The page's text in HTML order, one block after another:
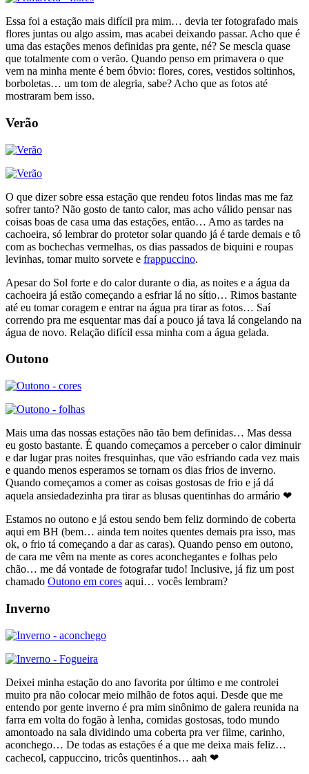
Essa foi a estação mais difícil pra mim… devia ter fotografado mais
flores juntas ou algo assim, mas acabei deixando passar. Acho que é
uma das estações menos definidas pra gente, né? Se mescla quase
que totalmente com o verão. Quando penso em primavera o que
vem na minha mente é bem óbvio: flores, cores, vestidos soltinhos,
borboletas… um tom de alegria, sabe? Acho que as fotos até
mostraram bem isso.
Verão
O que dizer sobre essa estação que rendeu fotos lindas mas me faz
sofrer tanto? Não gosto de tanto calor, mas acho válido pensar nas
coisas boas de casa uma das estações, então… Amo as tardes na
cachoeira, só lembrar do protetor solar quando já é tarde demais e tô
com as bochechas vermelhas, os dias passados de biquini e roupas
levinhas, tomar muito sorvete e frappuccino.
Apesar do Sol forte e do calor durante o dia, as noites e a água da
cachoeira já estão começando a esfriar lá no sítio… Rimos bastante
até eu tomar coragem e entrar na água pra tirar as fotos… Saí
correndo pra me esquentar mas daí a pouco já tava lá congelando na
água de novo. Relação difícil essa minha com a água gelada.
Outono
Mais uma das nossas estações não tão bem definidas… Mas dessa
eu gosto bastante. É quando começamos a perceber o calor diminuir
e dar lugar pras noites fresquinhas, que vão esfriando cada vez mais
e quando menos esperamos se tornam os dias frios de inverno.
Quando começamos a comer as coisas gostosas de frio e já dá
aquela ansiedadezinha pra tirar as blusas quentinhas do armário ❤
Estamos no outono e já estou sendo bem feliz dormindo de coberta
aqui em BH (bem… ainda tem noites quentes demais pra isso, mas
ok, o frio tá começando a dar as caras). Quando penso em outono,
de cara me vêm na mente as cores aconchegantes e folhas pelo
chão… me dá vontade de fotografar tudo! Inclusive, já fiz um post
chamado Outono em cores aqui… vocês lembram?
Inverno
Deixei minha estação do ano favorita por último e me controlei
muito pra não colocar meio milhão de fotos aqui. Desde que me
entendo por gente inverno é pra mim sinônimo de galera reunida na
farra em volta do fogão à lenha, comidas gostosas, todo mundo
amontoado na sala dividindo uma coberta pra ver filme, carinho,
aconchego… De todas as estações é a que me deixa mais feliz…
cachecol, cappuccino, tricôs quentinhos… aah ❤